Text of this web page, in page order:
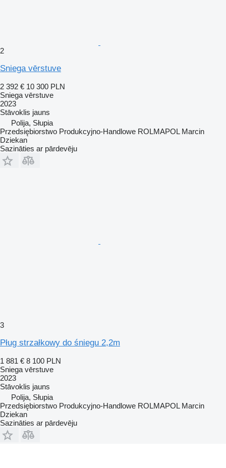
2
Sniega vērstuve
2 392 € 10 300 PLN
Sniega vērstuve
2023
Stāvoklis jauns
Polija, Słupia
Przedsiębiorstwo Produkcyjno-Handlowe ROLMAPOL Marcin
Dziekan
Sazināties ar pārdevēju
3
Pług strzałkowy do śniegu 2,2m
1 881 € 8 100 PLN
Sniega vērstuve
2023
Stāvoklis jauns
Polija, Słupia
Przedsiębiorstwo Produkcyjno-Handlowe ROLMAPOL Marcin
Dziekan
Sazināties ar pārdevēju